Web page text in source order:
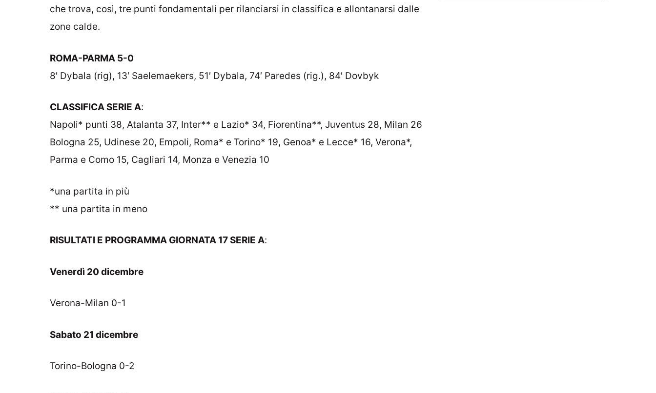
che trova, così, tre punti fondamentali per rilanciarsi in classifica e allontanarsi dalle
zone calde.
ROMA-PARMA 5-0
8′ Dybala (rig), 13′ Saelemaekers, 51′ Dybala, 74′ Paredes (rig.), 84′ Dovbyk
CLASSIFICA SERIE A:
Napoli* punti 38, Atalanta 37, Inter** e Lazio* 34, Fiorentina**, Juventus 28, Milan 26
Bologna 25, Udinese 20, Empoli, Roma* e Torino* 19, Genoa* e Lecce* 16, Verona*,
Parma e Como 15, Cagliari 14, Monza e Venezia 10
*una partita in più
** una partita in meno
RISULTATI E PROGRAMMA GIORNATA 17 SERIE A:
Venerdì 20 dicembre
Verona-Milan 0-1
Sabato 21 dicembre
Torino-Bologna 0-2